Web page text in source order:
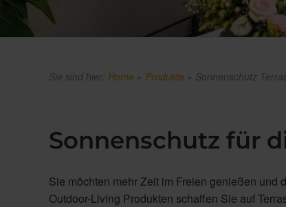
Sie sind hier: Home » Produkte » Sonnenschutz
Sonnenschutz für
Sie möchten mehr Zeit im Freien genießen und
Outdoor-Living Produkten schaffen Sie auf